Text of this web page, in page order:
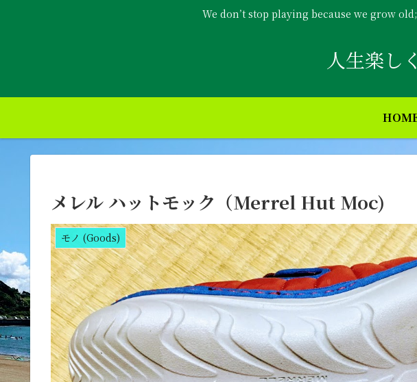
We don’t stop playing because we grow
人生楽し
メレル ハットモック（Merrel Hut Moc)
モノ (Goods)